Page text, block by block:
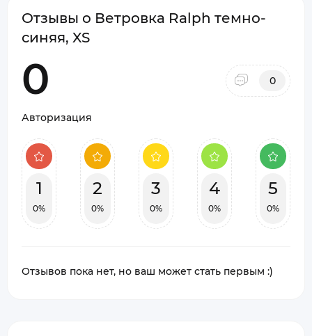
Отзывы о Ветровка Ralph темно-
синяя, XS
0 0
Авторизация
1
0%
2
0%
3
0%
4
0%
5
0%
Отзывов пока нет, но ваш может стать первым :)